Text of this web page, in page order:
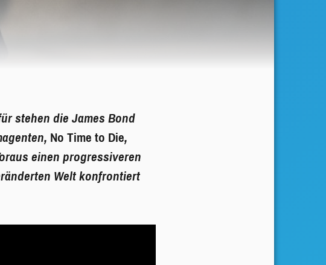
stehen die James Bond
No Time to Die,
einen progressiveren
Welt konfrontiert